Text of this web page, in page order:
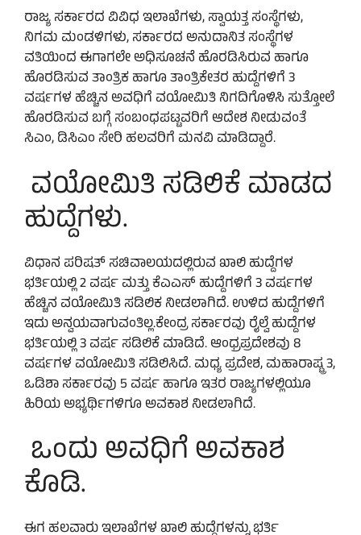
ರಾಜ್ಯ ಸರ್ಕಾರದ ವಿವಿಧ ಇಲಾಖೆಗಳು, ಸ್ವಾಯತ್ತ ಸಂಸ್ಥೆಗಳು,
ನಿಗಮ ಮಂಡಳಿಗಳು, ಸರ್ಕಾರದ ಅನುದಾನಿತ ಸಂಸ್ಥೆಗಳ
ವತಿಯಿಂದ ಈಗಾಗಲೇ ಅಧಿಸೂಚನೆ ಹೊರಡಿಸಿರುವ ಹಾಗೂ
ಹೊರಡಿಸುವ ತಾಂತ್ರಿಕ ಹಾಗೂ ತಾಂತ್ರಿಕೇತರ ಹುದ್ದೆಗಳಿಗೆ 3
ವರ್ಷಗಳ ಹೆಚ್ಚಿನ ಅವಧಿಗೆ ವಯೋಮಿತಿ ನಿಗದಿಗೊಳಿಸಿ ಸುತ್ತೋಲೆ
ಹೊರಡಿಸುವ ಬಗ್ಗೆ ಸಂಬಂಧಪಟ್ಟವರಿಗೆ ಆದೇಶ ನೀಡುವಂತೆ
ಸಿಎಂ, ಡಿಸಿಎಂ ಸೇರಿ ಹಲವರಿಗೆ ಮನವಿ ಮಾಡಿದ್ದಾರೆ.
ವಯೋಮಿತಿ ಸಡಿಲಿಕೆ ಮಾಡದ
ಹುದ್ದೆಗಳು.
ವಿಧಾನ ಪರಿಷತ್ ಸಚಿವಾಲಯದಲ್ಲಿರುವ ಖಾಲಿ ಹುದ್ದೆಗಳ
ಭರ್ತಿಯಲ್ಲಿ 2 ವರ್ಷ ಮತ್ತು ಕೆಎಎಸ್ ಹುದ್ದೆಗಳಿಗೆ 3 ವರ್ಷಗಳ
ಹೆಚ್ಚಿನ ವಯೋಮಿತಿ ಸಡಿಲಿಕ ನೀಡಲಾಗಿದೆ. ಉಳಿದ ಹುದ್ದೆಗಳಿಗೆ
ಇದು ಅನ್ವಯವಾಗುವಂತಿಲ್ಲ.ಕೇಂದ್ರ ಸರ್ಕಾರವು ರೈಲ್ವೆ ಹುದ್ದೆಗಳ
ಭರ್ತಿಯಲ್ಲಿ 3 ವಷ೯ ಸಡಿಲಿಕೆ ಮಾಡಿದೆ. ಆಂಧ್ರಪ್ರದೇಶವು 8
ವರ್ಷಗಳ ವಯೋಮಿತಿ ಸಡಿಲಿಸಿದೆ. ಮಧ್ಯ ಪ್ರದೇಶ, ಮಹಾರಾಷ್ಟ್ರ 3,
ಒಡಿಶಾ ಸರ್ಕಾರವು 5 ವರ್ಷ ಹಾಗೂ ಇತರ ರಾಜ್ಯಗಳಲ್ಲಿಯೂ
ಹಿರಿಯ ಅಭ್ಯರ್ಥಿಗಳಿಗೂ ಅವಕಾಶ ನೀಡಲಾಗಿದೆ.
ಒಂದು ಅವಧಿಗೆ ಅವಕಾಶ
ಕೊಡಿ.
ಈಗ ಹಲವಾರು ಇಲಾಖೆಗಳ ಖಾಲಿ ಹುದ್ದೆಗಳನ್ನು ಭರ್ತಿ